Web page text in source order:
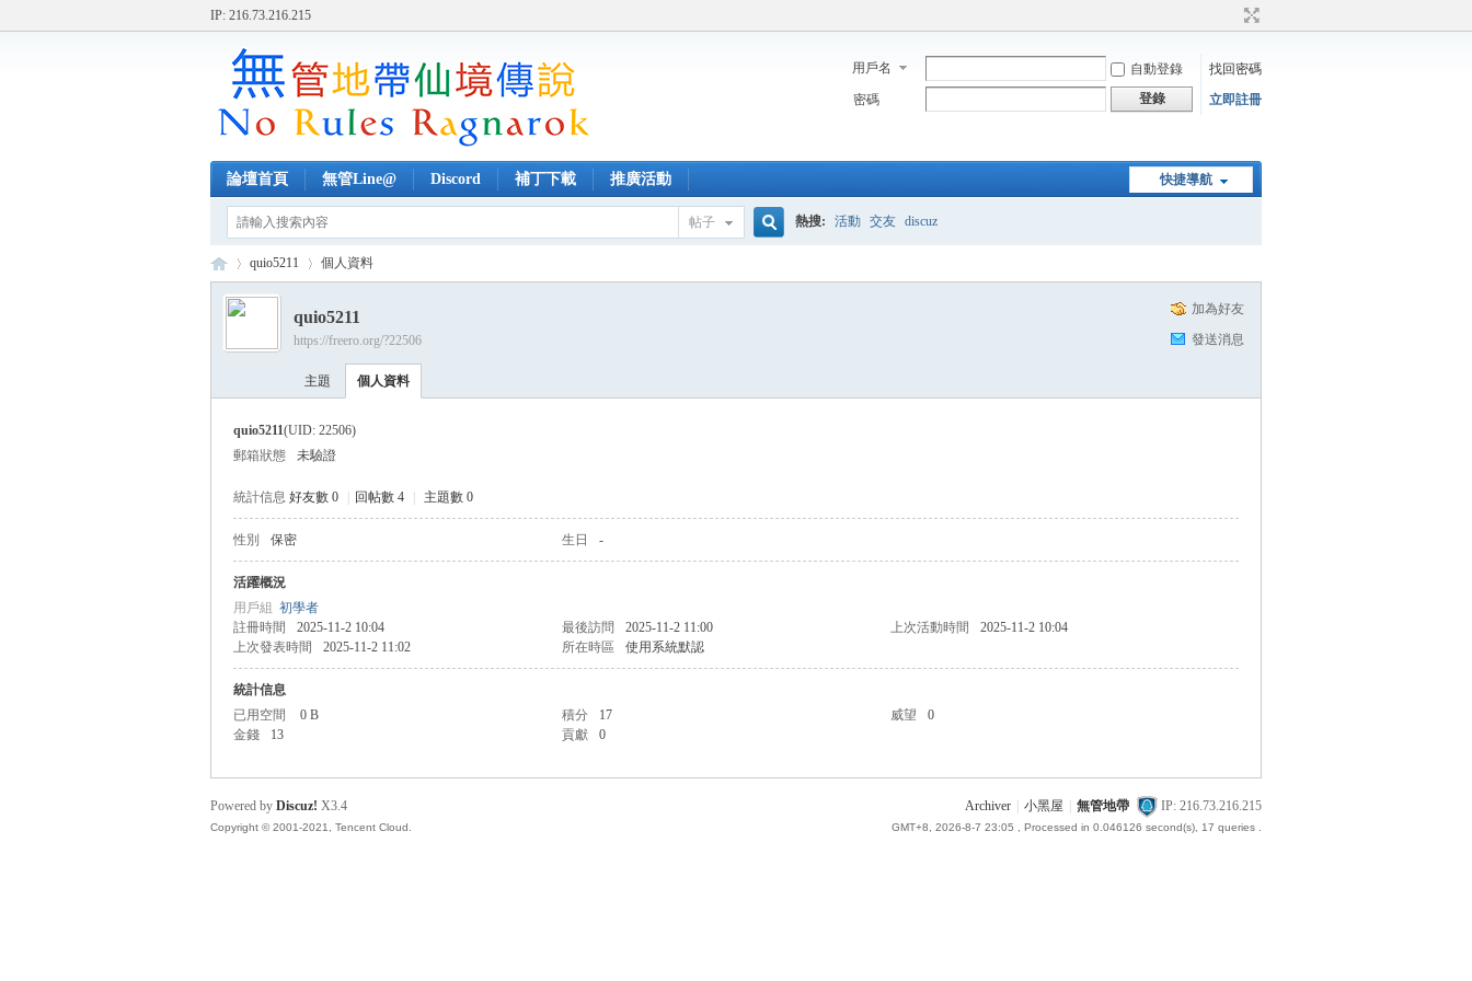
IP: 216.73.216.215
用戶名 自動登錄
找回密碼
密碼
登錄 立即註冊
快捷導航
論壇首頁 無管Line@ Discord 補丁下載 推廣活動
帖子 熱搜: 活動 交友 discuz
›
quio5211 個人資料
加為好友
發送消息
quio5211
https://freero.org/?22506
主題 個人資料
quio5211(UID: 22506)
郵箱狀態
未驗證
統計信息 好友數 0 回帖數 4 主題數 0
性別 保密 生日 -
活躍概況
用戶組 初學者
註冊時間
2025-11-2 10:04 最後訪問 2025-11-2 11:00 上次活動時間
2025-11-2 10:04
上次發表時間
2025-11-2 11:02 所在時區 使用系統默認
統計信息
已用空間
0 B 積分 17 威望
0
金錢
13 貢獻 0
Archiver 小黑屋 無管地帶 IP: 216.73.216.215
GMT+8, 2026-8-7 23:05 , Processed in 0.046126 second(s), 17 queries .
Powered by Discuz! X3.4
Copyright © 2001-2021, Tencent Cloud.